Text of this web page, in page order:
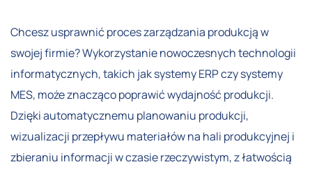
Chcesz usprawnić proces zarządzania produkcją w
swojej firmie? Wykorzystanie nowoczesnych technologii
informatycznych, takich jak systemy ERP czy systemy
MES, może znacząco poprawić wydajność produkcji.
Dzięki automatycznemu planowaniu produkcji,
wizualizacji przepływu materiałów na hali produkcyjnej i
zbieraniu informacji w czasie rzeczywistym, z łatwością